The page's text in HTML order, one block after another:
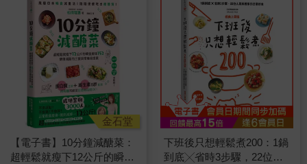
金石堂
【電子書】10分鐘減醣菜：
超輕鬆就瘦下12公斤的瞬食
下班後只想輕鬆煮200：1鍋
到底╳省時3步驟，22位人